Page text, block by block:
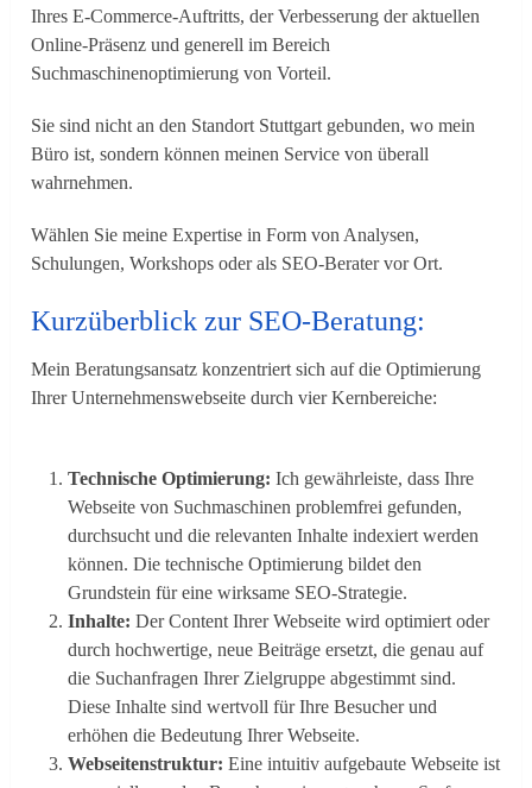
Ihres E-Commerce-Auftritts, der Verbesserung der aktuellen
Online-Präsenz und generell im Bereich
Suchmaschinenoptimierung von Vorteil.
Sie sind nicht an den Standort Stuttgart gebunden, wo mein
Büro ist, sondern können meinen Service von überall
wahrnehmen.
Wählen Sie meine Expertise in Form von Analysen,
Schulungen, Workshops oder als SEO-Berater vor Ort.
Kurzüberblick zur SEO-Beratung:
Mein Beratungsansatz konzentriert sich auf die Optimierung
Ihrer Unternehmenswebseite durch vier Kernbereiche:
Technische Optimierung: Ich gewährleiste, dass Ihre
Webseite von Suchmaschinen problemfrei gefunden,
durchsucht und die relevanten Inhalte indexiert werden
können. Die technische Optimierung bildet den
Grundstein für eine wirksame SEO-Strategie.
Inhalte: Der Content Ihrer Webseite wird optimiert oder
durch hochwertige, neue Beiträge ersetzt, die genau auf
die Suchanfragen Ihrer Zielgruppe abgestimmt sind.
Diese Inhalte sind wertvoll für Ihre Besucher und
erhöhen die Bedeutung Ihrer Webseite.
Webseitenstruktur: Eine intuitiv aufgebaute Webseite ist